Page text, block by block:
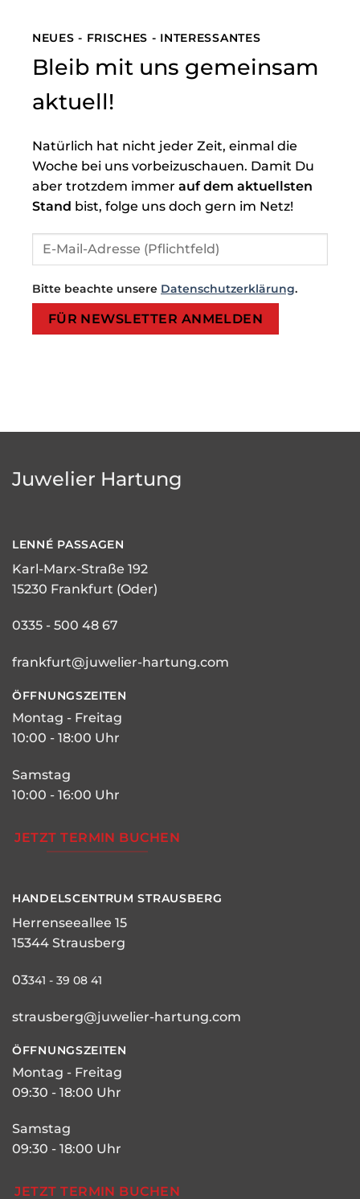
NEUES - FRISCHES - INTERESSANTES
Bleib mit uns gemeinsam
aktuell!
Natürlich hat nicht jeder Zeit, einmal die
Woche bei uns vorbeizuschauen. Damit Du
aber trotzdem immer auf dem aktuellsten
Stand bist, folge uns doch gern im Netz!
Bitte beachte unsere Datenschutzerklärung.
Bitte lasse dieses Feld leer.
Bitte lasse dieses Feld leer.
Juwelier Hartung
LENNÉ PASSAGEN
Karl-Marx-Straße 192
15230 Frankfurt (Oder)
0335 - 500 48 67
frankfurt@juwelier-hartung.com
ÖFFNUNGSZEITEN
Montag - Freitag
10:00 - 18:00 Uhr
Samstag
10:00 - 16:00 Uhr
JETZT TERMIN BUCHEN
HANDELSCENTRUM STRAUSBERG
Herrenseeallee 15
15344 Strausberg
03341 - 39 08 41
strausberg@juwelier-hartung.com
ÖFFNUNGSZEITEN
Montag - Freitag
09:30 - 18:00 Uhr
Samstag
09:30 - 18:00 Uhr
JETZT TERMIN BUCHEN